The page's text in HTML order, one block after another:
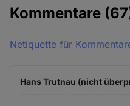
Kommentare
Netiquette für
Hans Trutnau (nicht